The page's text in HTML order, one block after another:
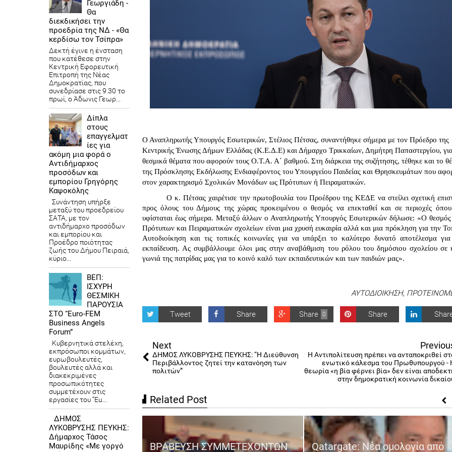
Ο Αναπληρωτής Υπουργός Εσωτερικών, Στέλιος Πέτσας, συναντήθηκε σήμερα με τον Πρόεδρο της
Κεντρικής Ένωσης Δήμων Ελλάδας (Κ.Ε.Δ.Ε) και Δήμαρχο Τρικκαίων, Δημήτρη Παπαστεργίου,
θεσμικά θέματα που αφορούν τους Ο.Τ.Α. Α΄ βαθμού. Στη διάρκεια της συζήτησης, τέθηκε και το
της Πρόσκλησης Εκδήλωσης Ενδιαφέροντος του Υπουργείου Παιδείας και Θρησκευμάτων που
στον χαρακτηρισμό Σχολικών Μονάδων ως Πρότυπων ή Πειραματικών.
Ο κ. Πέτσας χαιρέτισε την πρωτοβουλία του Προέδρου της ΚΕΔΕ να στείλει σχετική
προς όλους του Δήμους της χώρας προκειμένου ο θεσμός να επεκταθεί και σε περιοχές
υφίσταται έως σήμερα. Μεταξύ άλλων ο Αναπληρωτής Υπουργός Εσωτερικών δήλωσε: «Ο
Πρότυπων και Πειραματικών σχολείων είναι μια χρυσή ευκαιρία αλλά και μια πρόκληση για την
Αυτοδιοίκηση και τις τοπικές κοινωνίες για να υπάρξει το καλύτερο δυνατό αποτέλεσμα
εκπαίδευση. Ας συμβάλλουμε όλοι μας στην αναβάθμιση του ρόλου του δημόσιου σχολείου σε
γωνιά της πατρίδας μας για το κοινό καλό των εκπαιδευτικών και των παιδιών μας».
ΑΥΤΟΔΙΟΙΚΗΣΗ,
Tweet Share 0
Share Share
Next
ΔΗΜΟΣ ΛΥΚΟΒΡΥΣΗΣ ΠΕΥΚΗΣ: “Η Διεύθυνση
Περιβάλλοντος ζητεί την κατανόηση των
πολιτών”
Η Αντιπολίτευση πρέπει να ανταποκριθεί
ενωτικό κάλεσμα του Πρωθυπουργού -
θεωρία «η βία φέρνει βία» δεν είναι
στην δημοκρατική κοινωνία
Related Post
ΒΡΑΒΕΥΣΗ ΣΥΜΜΕΤΕΧΟΝΤΩΝ
Qatargate: Νέα ομολογία από
Γεωργιάδη -
Θα
διεκδικήσει την
προεδρία της ΝΔ - «Θα
κερδίσω τον Τσίπρα»
Δεκτή έγινε η ένσταση
που κατέθεσε στην
Κεντρική Εφορευτική
Επιτροπή της Νέας
Δημοκρατίας, που
συνεδρίασε στις 9.30 το
πρωί, ο Άδωνις Γεωρ...
Δίπλα
στους
επαγγελματ
ίες για
ακόμη μια φορά ο
Αντιδήμαρχος
προσόδων και
εμπορίου Γρηγόρης
Καψοκόλης
Συνάντηση υπήρξε
μεταξύ του προεδρείου
ΣΑΤΑ, με τον
αντιδήμαρχο προσόδων
και εμπορίου και
Προέδρο ποιότητας
ζωής του Δήμου Πειραιά,
κύριο...
ΒΕΠ:
ΙΣΧΥΡΗ
ΘΕΣΜΙΚΗ
ΠΑΡΟΥΣΙΑ
ΣΤΟ “Euro-FEM
Business Angels
Forum”
Κυβερνητικά στελέχη,
εκπρόσωποι κομμάτων,
ευρωβουλευτές,
βουλευτές αλλά και
διακεκριμένες
προσωπικότητες
συμμετέχουν στις
εργασίες του “Eu...
ΔΗΜΟΣ
ΛΥΚΟΒΡΥΣΗΣ ΠΕΥΚΗΣ:
Δήμαρχος Τάσος
Μαυρίδης «Με γοργό